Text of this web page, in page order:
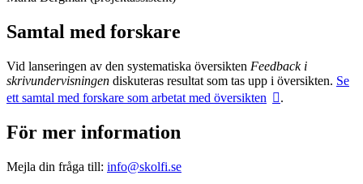
Samtal med forskare
Vid lanseringen av den systematiska översikten Feedback i
skrivundervisningen diskuteras resultat som tas upp i översikten. Se
ett samtal med forskare som arbetat med översikten
.
För mer information
Mejla din fråga till: info@skolfi.se